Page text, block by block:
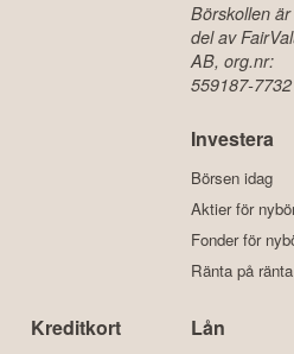
Börskollen
del av
AB, org.nr:
559187-7732
Investera
Börsen idag
Aktier för
Fonder för
Ränta på ränta
Kreditkort Lån